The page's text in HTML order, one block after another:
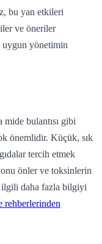
bu yan etkileri
ve öneriler
uygun yönetimin
mide bulantısı gibi
önemlidir. Küçük, sık
tercih etmek
önler ve toksinlerin
ilgili daha fazla bilgiyi
rehberlerinden